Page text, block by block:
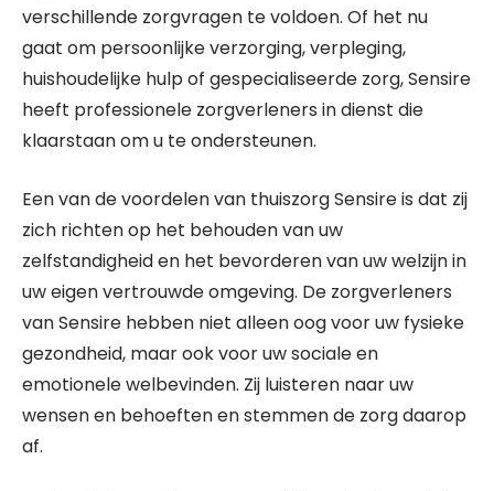
verschillende zorgvragen te voldoen. Of het nu
gaat om persoonlijke verzorging, verpleging,
huishoudelijke hulp of gespecialiseerde zorg, Sensire
heeft professionele zorgverleners in dienst die
klaarstaan om u te ondersteunen.
Een van de voordelen van thuiszorg Sensire is dat zij
zich richten op het behouden van uw
zelfstandigheid en het bevorderen van uw welzijn in
uw eigen vertrouwde omgeving. De zorgverleners
van Sensire hebben niet alleen oog voor uw fysieke
gezondheid, maar ook voor uw sociale en
emotionele welbevinden. Zij luisteren naar uw
wensen en behoeften en stemmen de zorg daarop
af.